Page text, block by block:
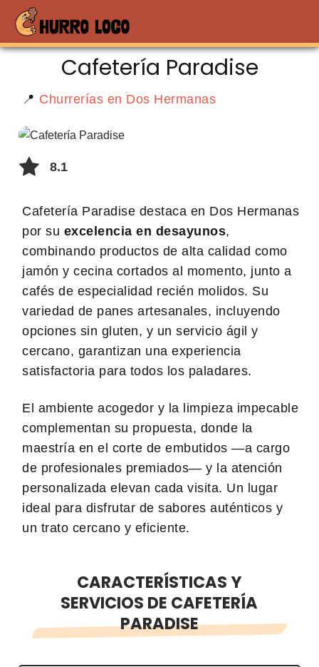
Cafetería Paradise
📍 Churrerías en Dos Hermanas
8.1
Cafetería Paradise destaca en Dos Hermanas
por su excelencia en desayunos,
combinando productos de alta calidad como
jamón y cecina cortados al momento, junto a
cafés de especialidad recién molidos. Su
variedad de panes artesanales, incluyendo
opciones sin gluten, y un servicio ágil y
cercano, garantizan una experiencia
satisfactoria para todos los paladares.
El ambiente acogedor y la limpieza impecable
complementan su propuesta, donde la
maestría en el corte de embutidos —a cargo
de profesionales premiados— y la atención
personalizada elevan cada visita. Un lugar
ideal para disfrutar de sabores auténticos y
un trato cercano y eficiente.
CARACTERÍSTICAS Y
SERVICIOS DE CAFETERÍA
PARADISE